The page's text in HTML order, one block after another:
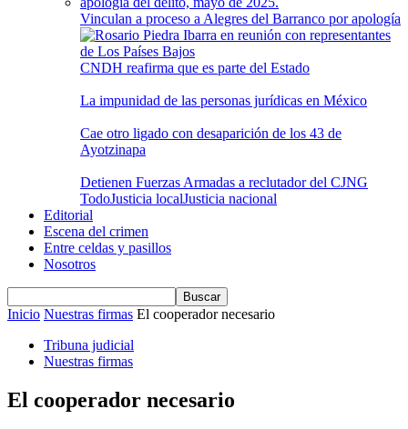
Vinculan a proceso a Alegres del Barranco por apología
CNDH reafirma que es parte del Estado
La impunidad de las personas jurídicas en México
Cae otro ligado con desaparición de los 43 de
Ayotzinapa
Detienen Fuerzas Armadas a reclutador del CJNG
TodoJusticia localJusticia nacional
Editorial
Escena del crimen
Entre celdas y pasillos
Nosotros
Inicio Nuestras firmas El cooperador necesario
Tribuna judicial
Nuestras firmas
El cooperador necesario